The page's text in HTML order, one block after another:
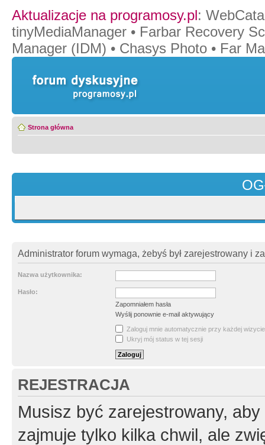
Aktualizacje na programosy.pl:
tinyMediaManager • Farbar Recovery
Manager (IDM) • Chasys Photo • Far
Strona główna
Administrator forum wymaga, żebyś był zarejestrowany i
Nazwa użytkownika:
Hasło:
Zapomniałem hasła
Wyślij ponownie e-mail aktywujący
Zaloguj mnie automatycznie przy każdej wizycie
Ukryj mój status w tej sesji
REJESTRACJA
Musisz być zarejestrowany,
zajmuje tylko kilka chwil, ale